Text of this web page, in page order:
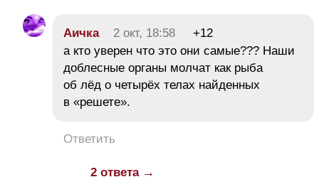
Аичка 2 окт, 18:58
+12
а кто уверен что это они самые??? Наши
доблесные органы молчат как рыба
об лёд о четырёх телах найденных
в «решете».
Ответить
2 ответа →